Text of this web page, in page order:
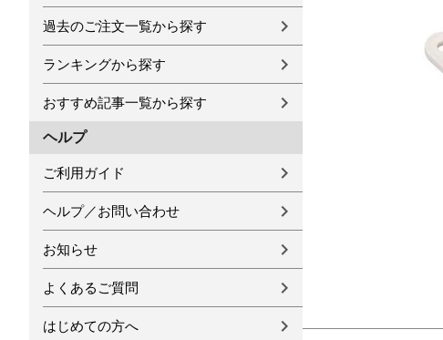
過去のご注文一覧から探す
ランキングから探す
おすすめ記事一覧から探す
ヘルプ
ご利用ガイド
ヘルプ／お問い合わせ
お知らせ
よくあるご質問
はじめての方へ